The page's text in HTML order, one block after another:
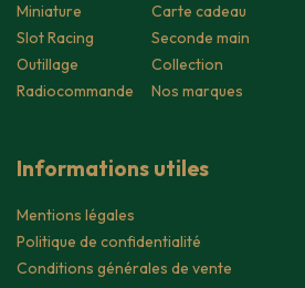
Miniature
Slot Racing
Outillage
Radiocommande
Carte cadeau
Seconde main
Collection
Nos marques
Informations utiles
Mentions légales
Politique de confidentialité
Conditions générales de vente